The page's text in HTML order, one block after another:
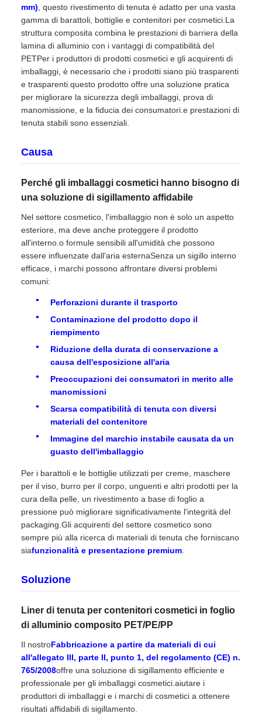
mm) , questo rivestimento di tenuta è adatto per una vasta
gamma di barattoli, bottiglie e contenitori per cosmetici.La
struttura composita combina le prestazioni di barriera della
lamina di alluminio con i vantaggi di compatibilità del
PETPer i produttori di prodotti cosmetici e gli acquirenti di
imballaggi, è necessario che i prodotti siano più trasparenti
e trasparenti.questo prodotto offre una soluzione pratica
per migliorare la sicurezza degli imballaggi, prova di
manomissione, e la fiducia dei consumatori.e prestazioni di
tenuta stabili sono essenziali.
Causa
Perché gli imballaggi cosmetici hanno bisogno di
una soluzione di sigillamento affidabile
Nel settore cosmetico, l'imballaggio non è solo un aspetto
esteriore, ma deve anche proteggere il prodotto
all'interno.o formule sensibili all'umidità che possono
essere influenzate dall'aria esternaSenza un sigillo interno
efficace, i marchi possono affrontare diversi problemi
comuni:
Perforazioni durante il trasporto
Contaminazione del prodotto dopo il
riempimento
Riduzione della durata di conservazione a
causa dell'esposizione all'aria
Preoccupazioni dei consumatori in merito alle
manomissioni
Scarsa compatibilità di tenuta con diversi
materiali del contenitore
Immagine del marchio instabile causata da un
guasto dell'imballaggio
Per i barattoli e le bottiglie utilizzati per creme, maschere
per il viso, burro per il corpo, unguenti e altri prodotti per la
cura della pelle, un rivestimento a base di foglio a
pressione può migliorare significativamente l'integrità del
packaging.Gli acquirenti del settore cosmetico sono
sempre più alla ricerca di materiali di tenuta che forniscano
siafunzionalità e presentazione premium
Soluzione
Liner di tenuta per contenitori cosmetici in foglio
di alluminio composito PET/PE/PP
Il nostroFabbricazione a partire da materiali di cui
all'allegato III, parte II, punto 1, del regolamento (CE) n.
765/2008offre una soluzione di sigillamento efficiente e
professionale per gli imballaggi cosmetici.aiutare i
produttori di imballaggi e i marchi di cosmetici a ottenere
risultati affidabili di sigillamento.